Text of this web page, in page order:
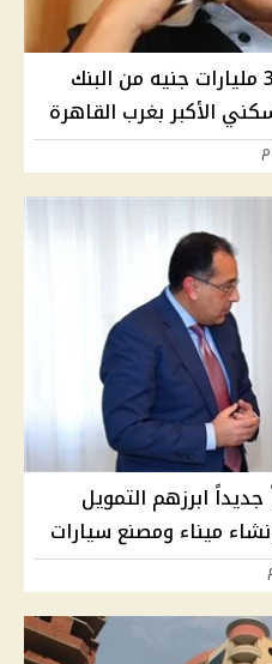
نجيب ساويرس يحصل على 3 مليارات جنيه من البنك
الأكبر بغرب القاهرة
يعلن 11 قراراً جديداً ابرزهم التمويل
ميناء ومصنع سيارات